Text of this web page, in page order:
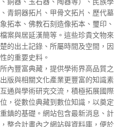
青銅器拓片、 甲骨文拓片、歷代墓
拓本、佛教石刻造像拓本、璽印、
案與居延漢簡等。這些珍貴文物來
的出土記錄、所屬時間及空間，因
的重要史料。
內豐富典藏，提供學術界高品質之
版與相關文化產業更豐富的知識素
通與學術研究交流，積極拓展國際
，從數位典藏到數位知識，以奠定
鎮的基礎。網站包含最新消息、計
整合計畫內之網站與資料庫，便於